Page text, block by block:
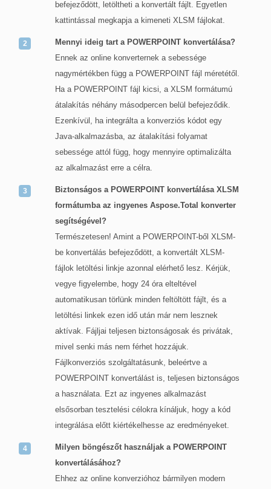
befejeződött, letöltheti a konvertált fájlt. Egyetlen
kattintással megkapja a kimeneti XLSM fájlokat.
Mennyi ideig tart a POWERPOINT konvertálása?
Ennek az online konverternek a sebessége
nagymértékben függ a POWERPOINT fájl méretétől.
Ha a POWERPOINT fájl kicsi, a XLSM formátumú
átalakítás néhány másodpercen belül befejeződik.
Ezenkívül, ha integrálta a konverziós kódot egy
Java-alkalmazásba, az átalakítási folyamat
sebessége attól függ, hogy mennyire optimalizálta
az alkalmazást erre a célra.
Biztonságos a POWERPOINT konvertálása XLSM
formátumba az ingyenes Aspose.Total konverter
segítségével?
Természetesen! Amint a POWERPOINT-ből XLSM-
be konvertálás befejeződött, a konvertált XLSM-
fájlok letöltési linkje azonnal elérhető lesz. Kérjük,
vegye figyelembe, hogy 24 óra elteltével
automatikusan törlünk minden feltöltött fájlt, és a
letöltési linkek ezen idő után már nem lesznek
aktívak. Fájljai teljesen biztonságosak és privátak,
mivel senki más nem férhet hozzájuk.
Fájlkonverziós szolgáltatásunk, beleértve a
POWERPOINT konvertálást is, teljesen biztonságos
a használata. Ezt az ingyenes alkalmazást
elsősorban tesztelési célokra kínáljuk, hogy a kód
integrálása előtt kiértékelhesse az eredményeket.
Milyen böngészőt használjak a POWERPOINT
konvertálásához?
Ehhez az online konverzióhoz bármilyen modern